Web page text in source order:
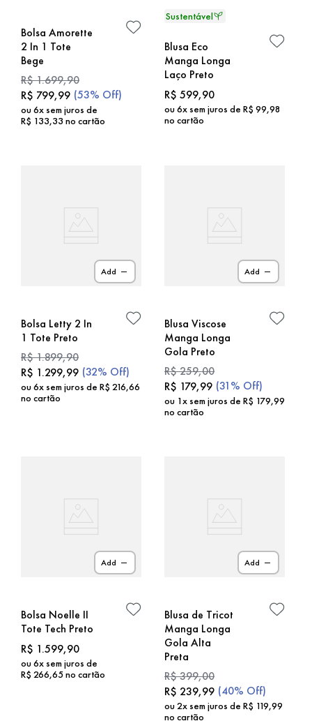
Bolsa Amorette
2 In 1 Tote
Bege
R$1.699,90
R$ 799,99 (53% Off)
ou6x sem juros de
R$ 133,33 no cartão
Blusa Eco
Manga Longa
Laço Preto
R$ 599,90
ou6x sem juros de R$ 99,98
no cartão
Add
Bolsa Letty 2 In
1 Tote Preto
R$1.899,90
R$ 1.299,99 (32% Off)
ou6x sem juros de R$ 216,66
no cartão
Add
Blusa Viscose
Manga Longa
Gola Preto
R$259,00
R$ 179,99 (31% Off)
ou 1x sem juros de R$ 179,99
no cartão
Add
Bolsa Noelle II
Tote Tech Preto
R$ 1.599,90
ou6x sem juros de
R$ 266,65no cartão
Add
Blusa de Tricot
Manga Longa
Gola Alta
Preta
R$399,00
R$ 239,99 (40% Off)
ou2x sem juros de R$ 119,99
no cartão